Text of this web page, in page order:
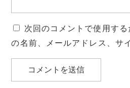
次回のコメントで使用す
の名前、メールアドレス、サ